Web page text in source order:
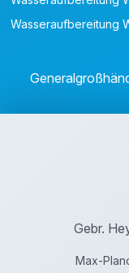
Wasseraufbereitung
Gebr.
Max-